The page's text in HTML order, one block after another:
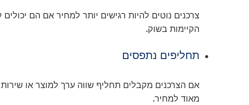
צרכנים נוטים להיות רגישים יותר למחיר אם הם
הקיימות בשוק.
תחליפים נתפסים
אם הצרכנים מקבלים תחליף שווה ערך למוצר או
מאוד למחיר.